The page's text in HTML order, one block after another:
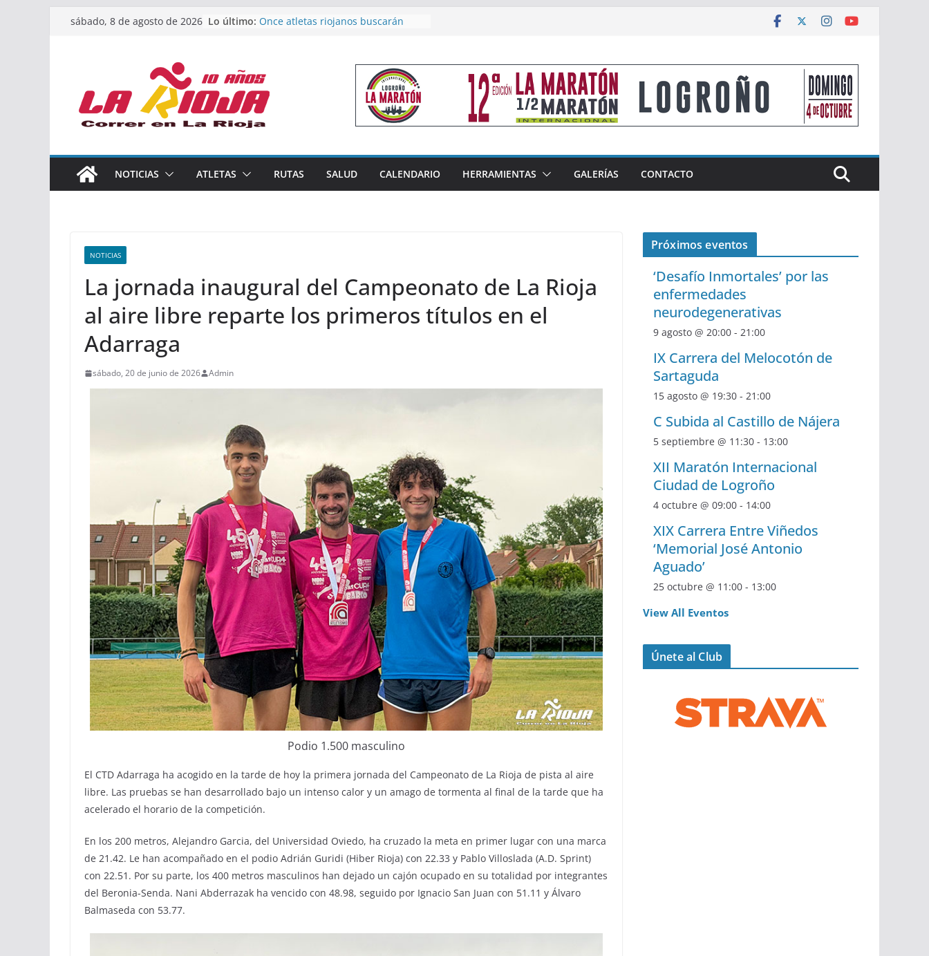
Saltarsábado, 8 de agosto de 2026 Lo último: Calahorra acoge este fin de semana
los Nacionales de Triatlón Cros,
podio en el Campeonato de España
Absoluto de Málaga
Un bronce en 4×400 y tres puestos
de finalista cierran la participación
riojana en en Nacional de Málaga
Rioja alcanza el podio nacional de
Marcos Moreno, subacampeón de
España absoluto en Disco
NOTICIAS ATLETAS RUTAS SALUD CALENDARIO HERRAMIENTAS GALERÍAS CONTACTO
NOTICIAS
La jornada inaugural del Campeonato de La Rioja
al aire libre reparte los primeros títulos en el
Adarraga
sábado, 20 de junio de 2026 Admin
Podio 1.500 masculino
El CTD Adarraga ha acogido en la tarde de hoy la primera jornada del Campeonato de La Rioja de pista al aire
libre. Las pruebas se han desarrollado bajo un intenso calor y un amago de tormenta al final de la tarde que ha
acelerado el horario de la competición.
En los 200 metros, Alejandro Garcia, del Universidad Oviedo, ha cruzado la meta en primer lugar con una marca
de 21.42. Le han acompañado en el podio Adrián Guridi (Hiber Rioja) con 22.33 y Pablo Villoslada (A.D. Sprint)
con 22.51. Por su parte, los 400 metros masculinos han dejado un cajón ocupado en su totalidad por integrantes
del Beronia-Senda. Nani Abderrazak ha vencido con 48.98, seguido por Ignacio San Juan con 51.11 y Álvaro
Balmaseda con 53.77.
Próximos eventos
‘Desafío Inmortales’ por las
enfermedades
neurodegenerativas
9 agosto @ 20:00 - 21:00
IX Carrera del Melocotón de
Sartaguda
15 agosto @ 19:30 - 21:00
C Subida al Castillo de Nájera
5 septiembre @ 11:30 - 13:00
XII Maratón Internacional
Ciudad de Logroño
4 octubre @ 09:00 - 14:00
XIX Carrera Entre Viñedos
‘Memorial José Antonio
Aguado’
25 octubre @ 11:00 - 13:00
View All Eventos
Únete al Club